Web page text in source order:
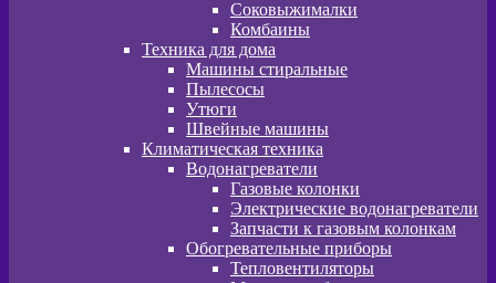
Соковыжималки
Комбаины
Техника для дома
Машины стиральные
Пылесосы
Утюги
Швейные машины
Климатическая техника
Водонагреватели
Газовые колонки
Электрические водонагреватели
Запчасти к газовым колонкам
Обогревательные приборы
Тепловентиляторы